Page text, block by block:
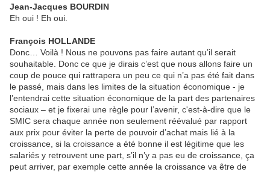
Jean-Jacques BOURDIN
Eh oui ! Eh oui.
François HOLLANDE
Donc… Voilà ! Nous ne pouvons pas faire autant qu’il serait
souhaitable. Donc ce que je dirais c’est que nous allons faire un
coup de pouce qui rattrapera un peu ce qui n’a pas été fait dans
le passé, mais dans les limites de la situation économique - je
l’entendrai cette situation économique de la part des partenaires
sociaux – et je fixerai une règle pour l’avenir, c'est-à-dire que le
SMIC sera chaque année non seulement réévalué par rapport
aux prix pour éviter la perte de pouvoir d’achat mais lié à la
croissance, si la croissance a été bonne il est légitime que les
salariés y retrouvent une part, s’il n’y a pas eu de croissance, ça
peut arriver, par exemple cette année la croissance va être de